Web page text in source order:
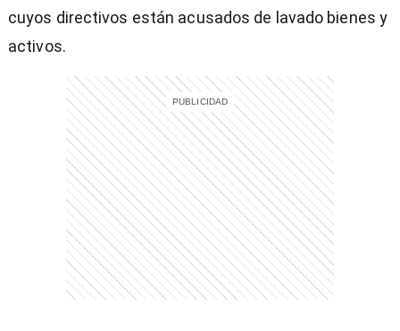
cuyos directivos están acusados de lavado bienes y
activos.